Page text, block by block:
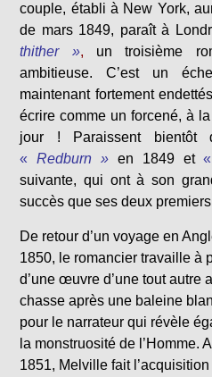
couple, établi à New York,
de mars 1849, paraît à
thither », un troisième
ambitieuse. C’est un
maintenant fortement
écrire comme un forcené, à
jour ! Paraissent bientôt
«Redburn » en 1849 et«
suivante, qui ont à son
succès que ses deux
De retour d’un voyage en
1850, le romancier travaille à
d’une œuvre d’une tout autre
chasse après une baleine
pour le narrateur qui révèle
la monstruosité de l’Homme.
1851, Melville fait